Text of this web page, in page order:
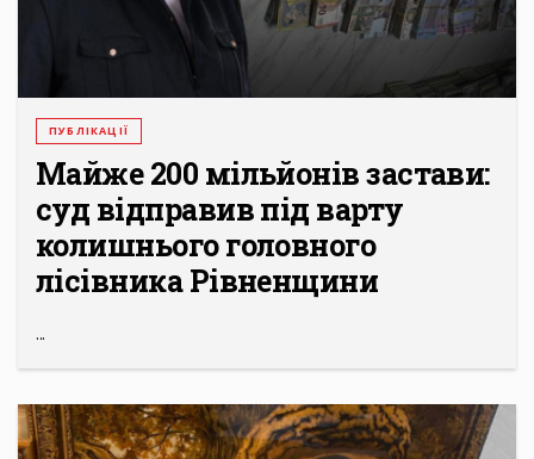
ПУБЛІКАЦІЇ
Майже 200 мільйонів застави:
суд відправив під варту
колишнього головного
лісівника Рівненщини
...